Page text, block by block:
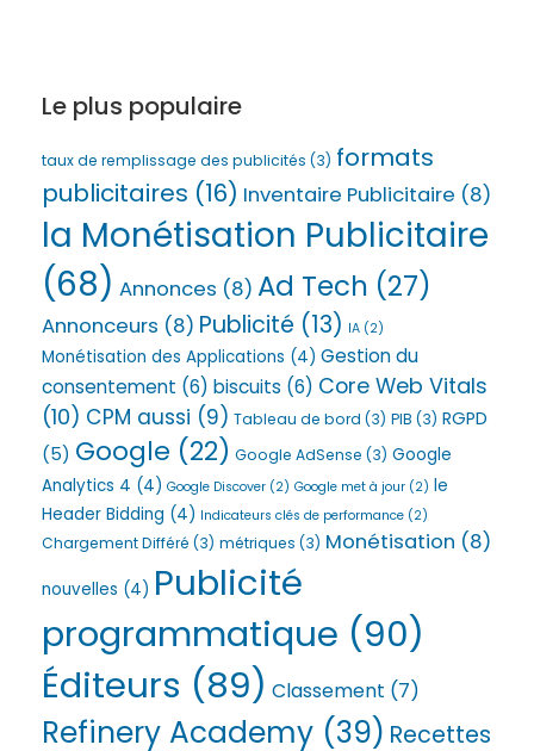
Le plus populaire
taux de remplissage des publicités (3) formats
publicitaires (16) Inventaire Publicitaire (8)
la Monétisation Publicitaire
(68) Annonces (8) Ad Tech (27)
Annonceurs (8) Publicité (13) IA (2)
Monétisation des Applications (4) Gestion du
consentement (6) biscuits (6) Core Web Vitals
(10) CPM aussi (9) Tableau de bord (3) PIB (3) RGPD
(5) Google (22) Google AdSense (3) Google
Analytics 4 (4) Google Discover (2) Google met à jour (2) le
Header Bidding (4) Indicateurs clés de performance (2)
Chargement Différé (3) métriques (3) Monétisation (8)
nouvelles (4) Publicité
programmatique (90)
Éditeurs (89) Classement (7)
Refinery Academy (39) Recettes